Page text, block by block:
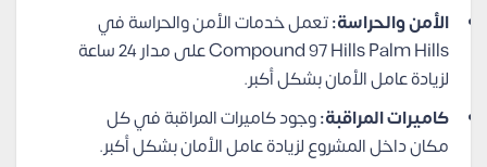
الأمن والحراسة:تعمل خدمات الأمن والحراسة في
Compound 97 Hills Palm Hills على مدار 24 ساعة
لزيادة عامل الأمان بشكل أكبر.
كاميرات المراقبة:وجود كاميرات المراقبة في كل
مكان داخل المشروع لزيادة عامل الأمان بشكل أكبر.